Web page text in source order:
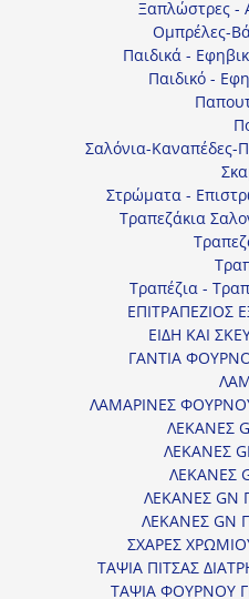
Ξαπλώστρες -
Ομπρέλες-
Παιδικά -
Παιδικό -
Σαλόνια-Καναπέδες-
Στρώματα -
Τραπεζάκια
Τραπέζια -
ΕΠΙΤΡΑΠΕΖΙΟΣ
ΕΙΔΗ ΚΑΙ
ΓΑΝΤΙΑ
ΛΑΜΑΡΙΝΕΣ
ΛΕΚΑΝΕΣ
ΛΕΚΑΝΕΣ
ΛΕΚΑΝΕΣ
ΛΕΚΑΝΕΣ
ΛΕΚΑΝΕΣ GN
ΣΧΑΡΕΣ
ΤΑΨΙΑ ΠΙΤΣΑΣ
ΤΑΨΙΑ ΦΟΥΡΝΟΥ